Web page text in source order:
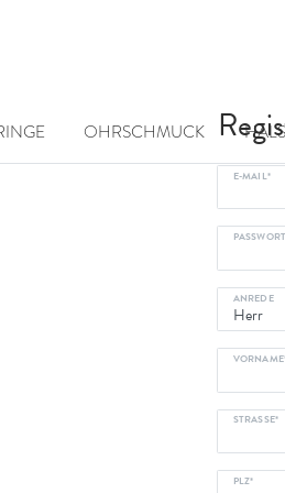
OHRSCHMUCK
E-MAIL*
ANREDE
STRASSE*
PLZ*